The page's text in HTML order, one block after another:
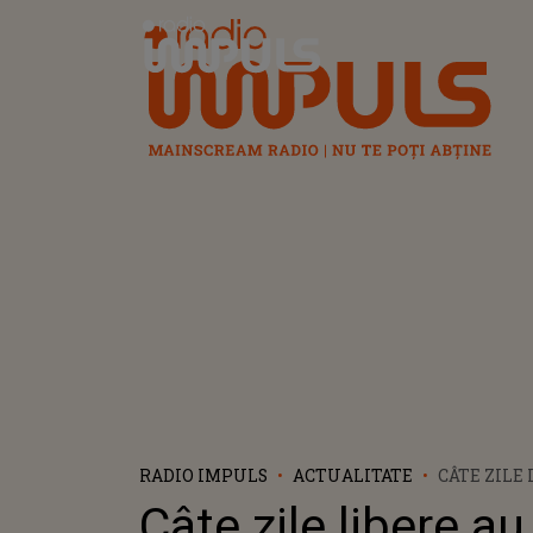
Radio Impuls
RADIO IMPULS ACTUALITATE
CÂTE ZILE
PAȘTE